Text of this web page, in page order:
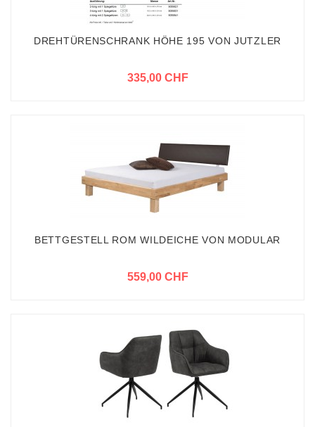
DREHTÜRENSCHRANK HÖHE 195 VON JUTZLER
335,00 CHF
BETTGESTELL ROM WILDEICHE VON MODULAR
559,00 CHF